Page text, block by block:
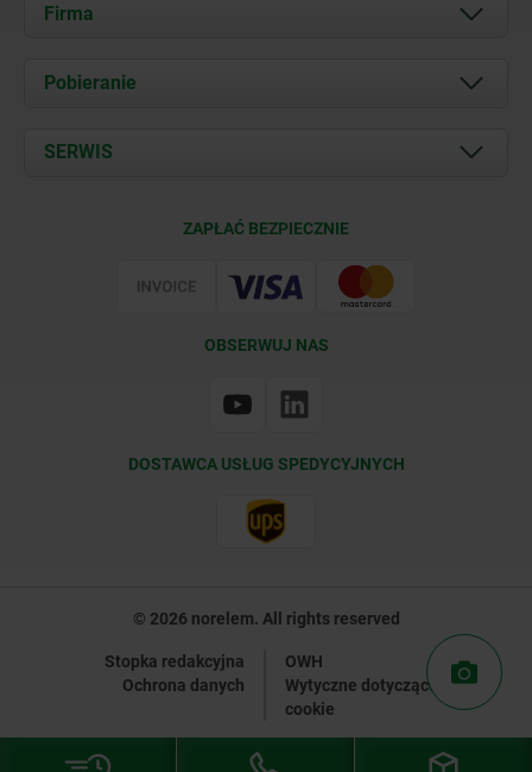
Firma
O nas
Kontakt
Pobieranie
Documents
SERWIS
ZAPŁAĆ BEZPIECZNIE
OBSERWUJ NAS
DOSTAWCA USŁUG SPEDYCYJNYCH
© 2026 norelem. All rights reserved
Stopka redakcyjna
OWH
Ochrona danych
Wytyczne dotyczące plików
cookie